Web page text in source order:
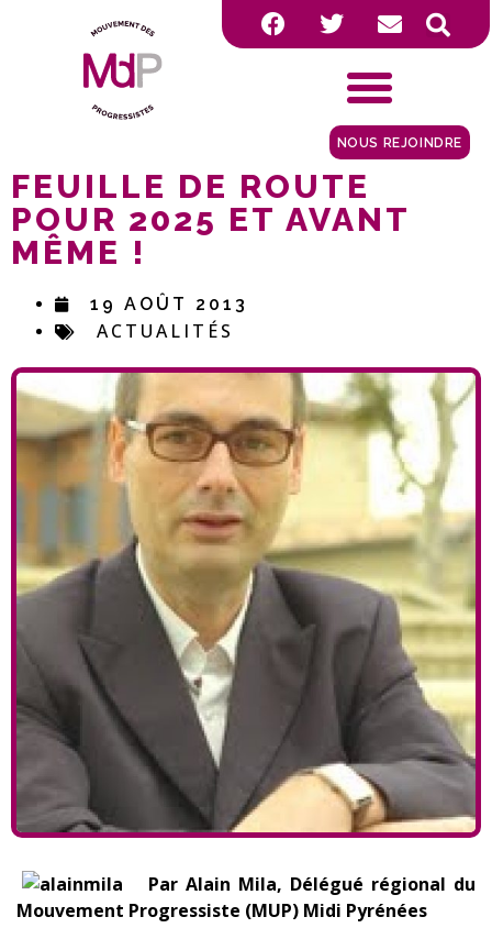
NOUS REJOINDRE
FEUILLE DE ROUTE
POUR 2025 ET AVANT
MÊME !
19 AOÛT 2013
ACTUALITÉS
Par Alain Mila, Délégué régional du
Mouvement Progressiste (MUP) Midi Pyrénées